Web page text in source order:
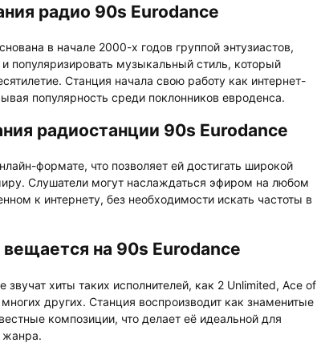
радио 90s Eurodance
в начале 2000-х годов группой энтузиастов,
популяризировать музыкальный стиль, который
Станция начала свою работу как интернет-
популярность среди поклонников евроденса.
радиостанции 90s Eurodance
формате, что позволяет ей достигать широкой
Слушатели могут наслаждаться эфиром на любом
к интернету, без необходимости искать частоты в
на 90s Eurodance
звучат хиты таких исполнителей, как 2 Unlimited, Ace of
других. Станция воспроизводит как знаменитые
композиции, что делает её идеальной для
жанра.